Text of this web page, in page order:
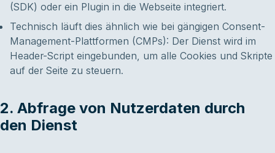
(SDK) oder ein Plugin in die Webseite integriert.
Technisch läuft dies ähnlich wie bei gängigen Consent-
Management-Plattformen (CMPs): Der Dienst wird im
Header-Script eingebunden, um alle Cookies und Skripte
auf der Seite zu steuern.
2. Abfrage von Nutzerdaten durch
den Dienst